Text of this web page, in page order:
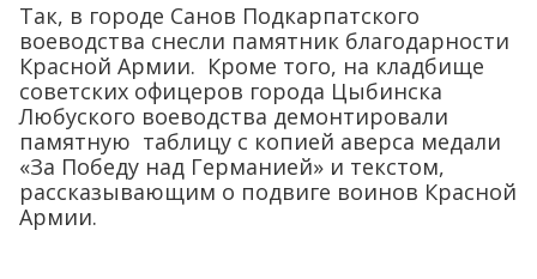
Так, в городе Санов Подкарпатского
воеводства снесли памятник благодарности
Красной Армии. Кроме того, на кладбище
советских офицеров города Цыбинска
Любуского воеводства демонтировали
памятную таблицу с копией аверса медали
«За Победу над Германией» и текстом,
рассказывающим о подвиге воинов Красной
Армии.